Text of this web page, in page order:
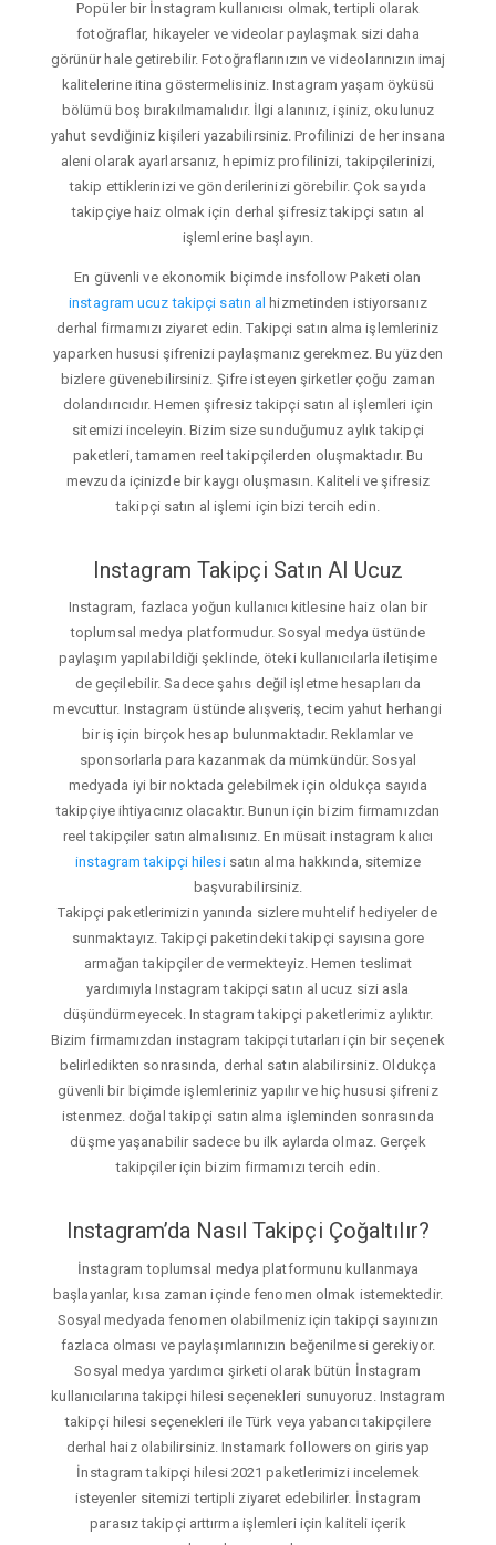
Popüler bir İnstagram kullanıcısı olmak, tertipli olarak
fotoğraflar, hikayeler ve videolar paylaşmak sizi daha
görünür hale getirebilir. Fotoğraflarınızın ve videolarınızın imaj
kalitelerine itina göstermelisiniz. Instagram yaşam öyküsü
bölümü boş bırakılmamalıdır. İlgi alanınız, işiniz, okulunuz
yahut sevdiğiniz kişileri yazabilirsiniz. Profilinizi de her insana
aleni olarak ayarlarsanız, hepimiz profilinizi, takipçilerinizi,
takip ettiklerinizi ve gönderilerinizi görebilir. Çok sayıda
takipçiye haiz olmak için derhal şifresiz takipçi satın al
işlemlerine başlayın.
En güvenli ve ekonomik biçimde insfollow Paketi olan
instagram ucuz takipçi satın al hizmetinden istiyorsanız
derhal firmamızı ziyaret edin. Takipçi satın alma işlemleriniz
yaparken hususi şifrenizi paylaşmanız gerekmez. Bu yüzden
bizlere güvenebilirsiniz. Şifre isteyen şirketler çoğu zaman
dolandırıcıdır. Hemen şifresiz takipçi satın al işlemleri için
sitemizi inceleyin. Bizim size sunduğumuz aylık takipçi
paketleri, tamamen reel takipçilerden oluşmaktadır. Bu
mevzuda içinizde bir kaygı oluşmasın. Kaliteli ve şifresiz
takipçi satın al işlemi için bizi tercih edin.
Instagram Takipçi Satın Al Ucuz
Instagram, fazlaca yoğun kullanıcı kitlesine haiz olan bir
toplumsal medya platformudur. Sosyal medya üstünde
paylaşım yapılabildiği şeklinde, öteki kullanıcılarla iletişime
de geçilebilir. Sadece şahıs değil işletme hesapları da
mevcuttur. Instagram üstünde alışveriş, tecim yahut herhangi
bir iş için birçok hesap bulunmaktadır. Reklamlar ve
sponsorlarla para kazanmak da mümkündür. Sosyal
medyada iyi bir noktada gelebilmek için oldukça sayıda
takipçiye ihtiyacınız olacaktır. Bunun için bizim firmamızdan
reel takipçiler satın almalısınız. En müsait instagram kalıcı
instagram takipçi hilesisatın alma hakkında, sitemize
başvurabilirsiniz.
Takipçi paketlerimizin yanında sizlere muhtelif hediyeler de
sunmaktayız. Takipçi paketindeki takipçi sayısına gore
armağan takipçiler de vermekteyiz. Hemen teslimat
yardımıyla Instagram takipçi satın al ucuz sizi asla
düşündürmeyecek. Instagram takipçi paketlerimiz aylıktır.
Bizim firmamızdan instagram takipçi tutarları için bir seçenek
belirledikten sonrasında, derhal satın alabilirsiniz. Oldukça
güvenli bir biçimde işlemleriniz yapılır ve hiç hususi şifreniz
istenmez. doğal takipçi satın alma işleminden sonrasında
düşme yaşanabilir sadece bu ilk aylarda olmaz. Gerçek
takipçiler için bizim firmamızı tercih edin.
Instagram’da Nasıl Takipçi Çoğaltılır?
İnstagram toplumsal medya platformunu kullanmaya
başlayanlar, kısa zaman içinde fenomen olmak istemektedir.
Sosyal medyada fenomen olabilmeniz için takipçi sayınızın
fazlaca olması ve paylaşımlarınızın beğenilmesi gerekiyor.
Sosyal medya yardımcı şirketi olarak bütün İnstagram
kullanıcılarına takipçi hilesi seçenekleri sunuyoruz. Instagram
takipçi hilesi seçenekleri ile Türk veya yabancı takipçilere
derhal haiz olabilirsiniz. Instamark followers on giris yap
İnstagram takipçi hilesi 2021 paketlerimizi incelemek
isteyenler sitemizi tertipli ziyaret edebilirler. İnstagram
parasız takipçi arttırma işlemleri için kaliteli içerik